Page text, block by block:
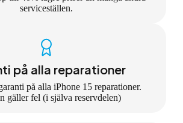
serviceställen.
på alla reparationer
på alla iPhone 15 reparationer.
gäller fel (i själva reservdelen)